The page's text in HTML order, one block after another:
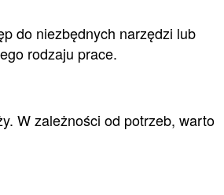
do niezbędnych narzędzi lub
rodzaju prace.
W zależności od potrzeb, warto